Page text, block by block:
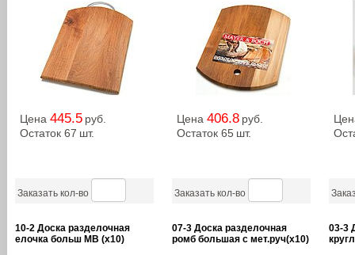
Цена 445.5 руб.
Остаток 67 шт.
Заказать кол-во
Цена 406.8 руб.
Остаток 65 шт.
Заказать кол-во
10-2 Доска разделочная
елочка больш MB (х10)
07-3 Доска разделочная
ромб большая с мет.руч(х10)
03-3